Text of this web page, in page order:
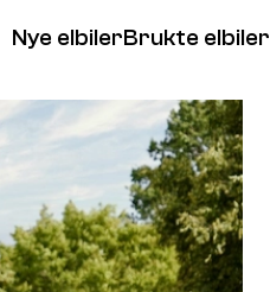
Nye elbilerBrukte elbiler